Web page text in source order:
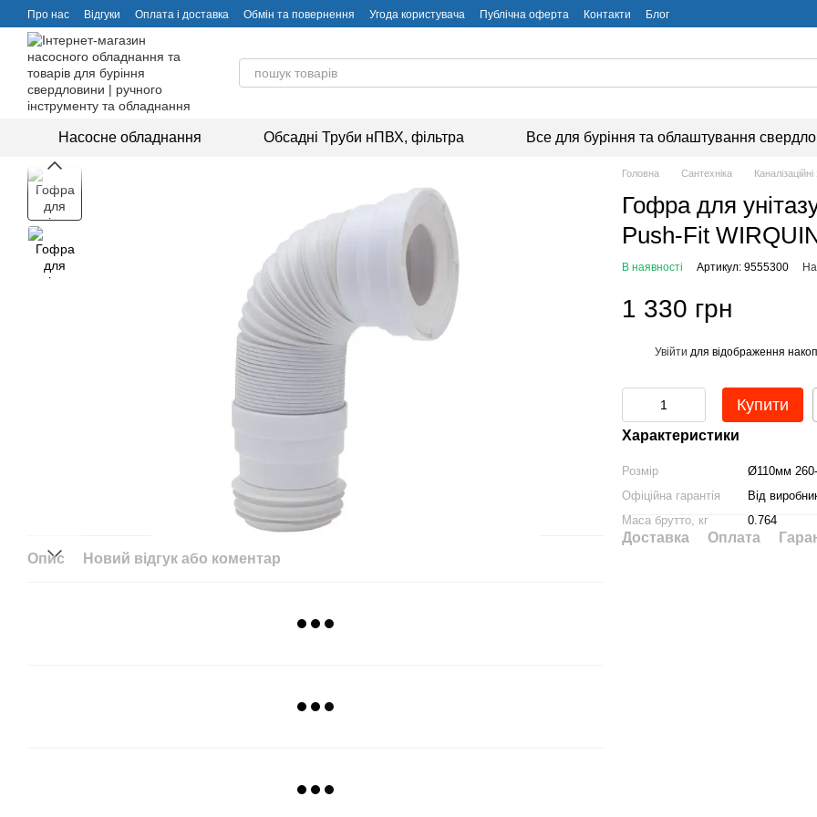
Перейти до основного контенту
Про нас Відгуки Оплата і доставка Обмін та повернення Угода користувача Публічна оферта Контакти Блог
Насосне обладнання Обсадні Труби нПВХ, фільтра Все для буріння та облаштування
Опис Новий відгук або коментар
Головна Сантехніка
Гофра для
Push-Fit
В наявності Артикул: 9555300
1 330 грн
Увійти для відображення
Купити
Характеристики
Розмір
Ø110мм
Офіційна гарантія
Від
Маса брутто, кг
0.764
Доставка Оплата